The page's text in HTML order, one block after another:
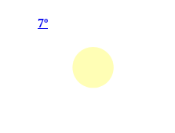
7º